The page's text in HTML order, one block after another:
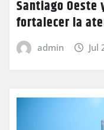
Santiago Oeste
fortalecer la
admin Jul